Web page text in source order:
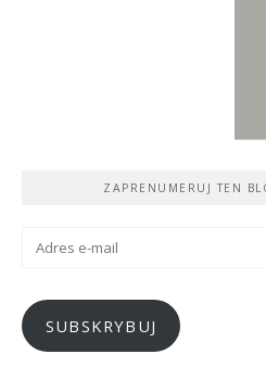
ZAPRENUMERUJ TEN
Adres
SUBSKRYBUJ